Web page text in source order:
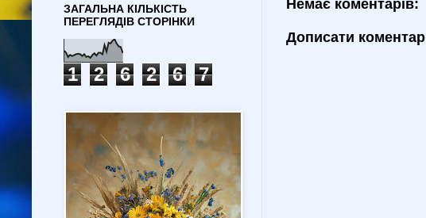
Немає коментарів:
Дописати коментар
ЗАГАЛЬНА КІЛЬКІСТЬ
ПЕРЕГЛЯДІВ СТОРІНКИ
1 2 6 2 6 7